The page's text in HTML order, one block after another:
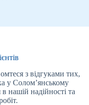
з відгуками тих,
у Солом’янському
нашій надійності та